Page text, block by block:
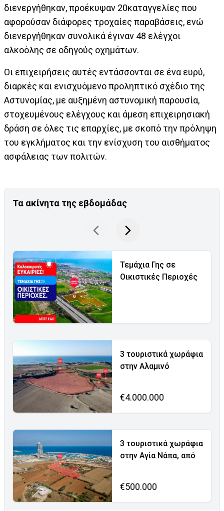
διενεργήθηκαν, προέκυψαν 20καταγγελίες που
αφορούσαν διάφορες τροχαίες παραβάσεις, ενώ
διενεργήθηκαν συνολικά έγιναν 48 ελέγχοι
αλκοόλης σε οδηγούς οχημάτων.
Οι επιχειρήσεις αυτές εντάσσονται σε ένα ευρύ,
διαρκές και ενισχυόμενο προληπτικό σχέδιο της
Αστυνομίας, με αυξημένη αστυνομική παρουσία,
στοχευμένους ελέγχους και άμεση επιχειρησιακή
δράση σε όλες τις επαρχίες, με σκοπό την πρόληψη
του εγκλήματος και την ενίσχυση του αισθήματος
ασφάλειας των πολιτών.
Τα ακίνητα της εβδομάδας
Τεμάχια Γης σε
Οικιστικές Περιοχές
3 τουριστικά χωράφια
στην Αλαμινό
€4.000.000
3 τουριστικά χωράφια
στην Αγία Νάπα, από
€500.000